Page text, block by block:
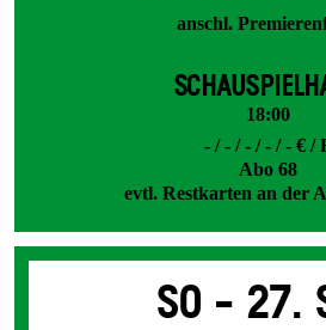
anschl.
18:00
- / - / - / - / - € /
Abo 68
evtl. Restkarten an der
So - 27.